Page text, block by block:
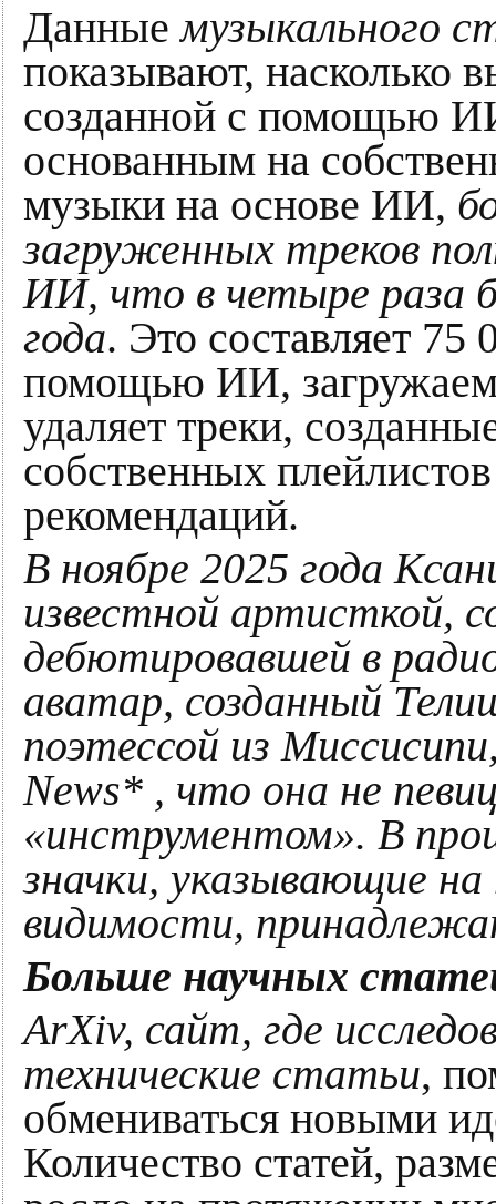
Данныемузыкального
показывают, насколько
созданной с помощью
основанным на
музыки на основе ИИ,
загруженных треков
ИИ, что в четыре раза
года. Это составляет 75
помощью ИИ,
удаляет треки,
собственных
рекомендаций.
В ноябре 2025 года
известной артисткой,
дебютировавшей в
аватар, созданный
поэтессой из
News* , что она не
«инструментом». В
значки, указывающие
видимости,
Больше научных
ArXiv, сайт, где
технические статьи,
обмениваться новыми
Количество статей,